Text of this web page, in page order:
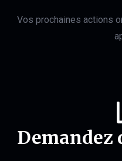
Vos prochaines actions
Demandez